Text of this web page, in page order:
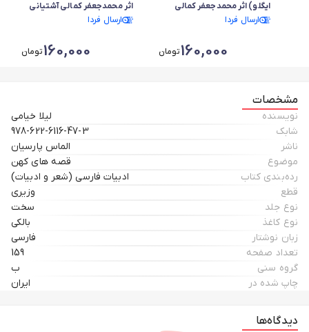
ایگلو) اثر محمدجعفر کمالی
آشتیانی
ارسال فردا
160,000تومان
اثر محمدجعفر کمالی آشتیانی
ارسال فردا
160,000تومان
مشخصات
نویسنده
لیلا خیامی
شابک
978-622-6116-47-3
ناشر
الماس پارسیان
موضوع
قصه های کهن
رده‌بندی کتاب
ادبیات فارسی (شعر و ادبیات)
قطع
وزیری
نوع جلد
سخت
نوع کاغذ
بالکی
زبان نوشتار
فارسی
تعداد صفحه
159
گروه سنی
ب
چاپ شده در
ایران
دیدگاه‌ها